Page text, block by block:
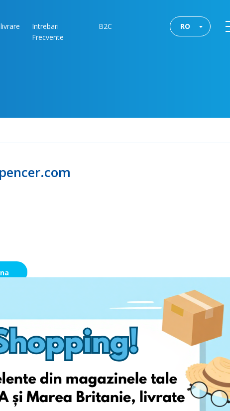
Intrebari
Frecvente
B2C RO